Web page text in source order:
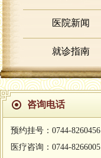
医院新闻
就诊指南
咨询电话
预约挂号：0744-8260456
医疗咨询：0744-8266005